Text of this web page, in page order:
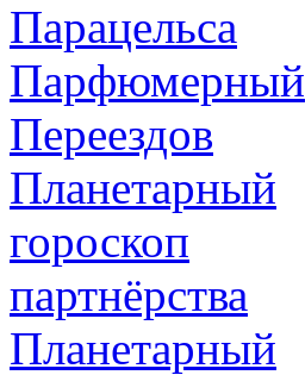
Парацельса
Парфюмерный
Переездов
Планетарный
гороскоп
партнёрства
Планетарный